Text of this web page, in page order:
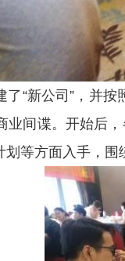
“新公司”，并
业间谍。开始后
等方面入手，围